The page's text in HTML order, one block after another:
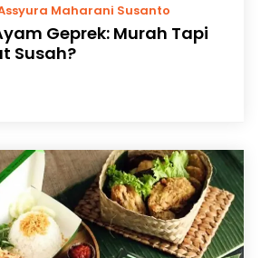
Maharani Susanto
Geprek: Murah Tapi
Susah?